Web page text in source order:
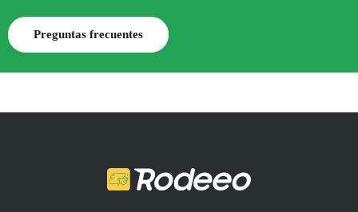
Preguntas frecuentes